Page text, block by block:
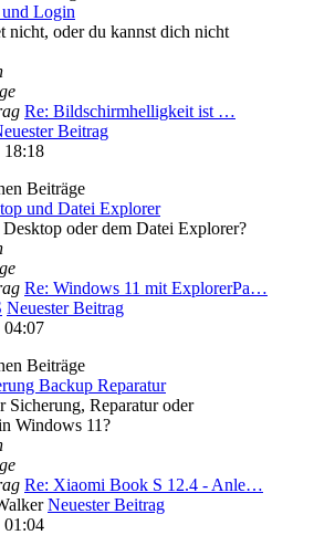
Login
nicht, oder du kannst dich nicht
Re: Bildschirmhelligkeit ist …
Beitrag
18:18
und Datei Explorer
oder dem Datei Explorer?
Re: Windows 11 mit ExplorerPa…
Neuester Beitrag
04:07
Backup Reparatur
Sicherung, Reparatur oder
Windows 11?
Re: Xiaomi Book S 12.4 - Anle…
Neuester Beitrag
01:04